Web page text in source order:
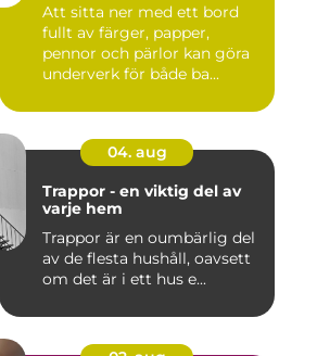
Att sitta ner med ett bord
fullt av färger, papper,
pennor och pärlor kan göra
underverk för både ba...
04. aug
Trappor - en viktig del av
varje hem
Trappor är en oumbärlig del
av de flesta hushåll, oavsett
om det är i ett hus e...